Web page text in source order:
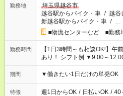
勤務地
埼玉県越谷市
越谷駅からバイク・車 / 越谷
新越谷駅からバイク・車 / …
■物流センターなど ■勤務
勤務時間
【1日3時間～も相談OK!】午
あり！ シフト例 ▼9:00～12:00 ▼9:00～17:00 ▼10:00～19:00
▼18:00～21:00
期間 ▼働きたい1日だけの単発
特徴 週1日からOK / 日払いOK / 40